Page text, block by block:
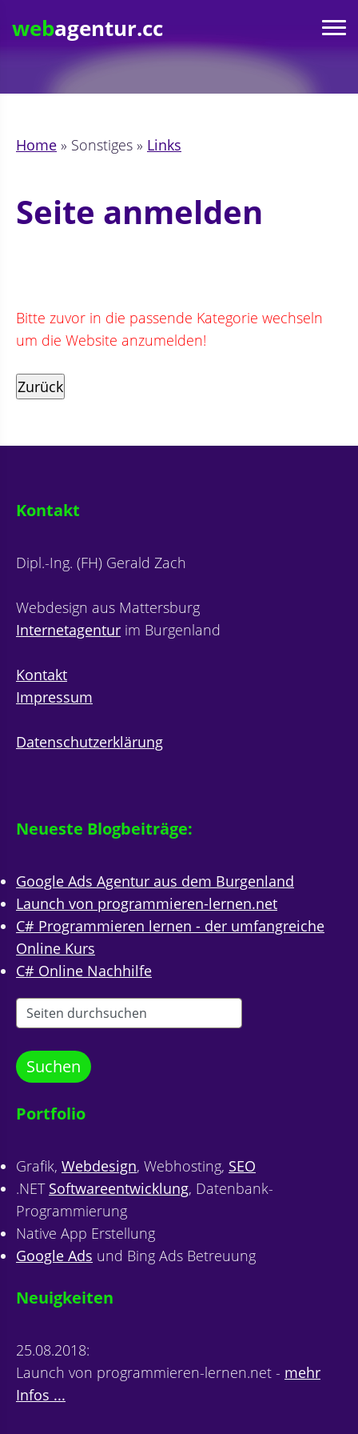
webagentur.cc
Home » Sonstiges » Links
Seite anmelden
Bitte zuvor in die passende Kategorie wechseln
um die Website anzumelden!
Kontakt
Dipl.-Ing. (FH) Gerald Zach
Webdesign aus Mattersburg
Internetagentur im Burgenland
Kontakt
Impressum
Datenschutzerklärung
Neueste Blogbeiträge:
Google Ads Agentur aus dem Burgenland
Launch von programmieren-lernen.net
C# Programmieren lernen - der umfangreiche
Online Kurs
C# Online Nachhilfe
Portfolio
Grafik, Webdesign, Webhosting, SEO
.NET Softwareentwicklung, Datenbank-
Programmierung
Native App Erstellung
Google Ads und Bing Ads Betreuung
Neuigkeiten
25.08.2018:
Launch von programmieren-lernen.net - mehr
Infos ...